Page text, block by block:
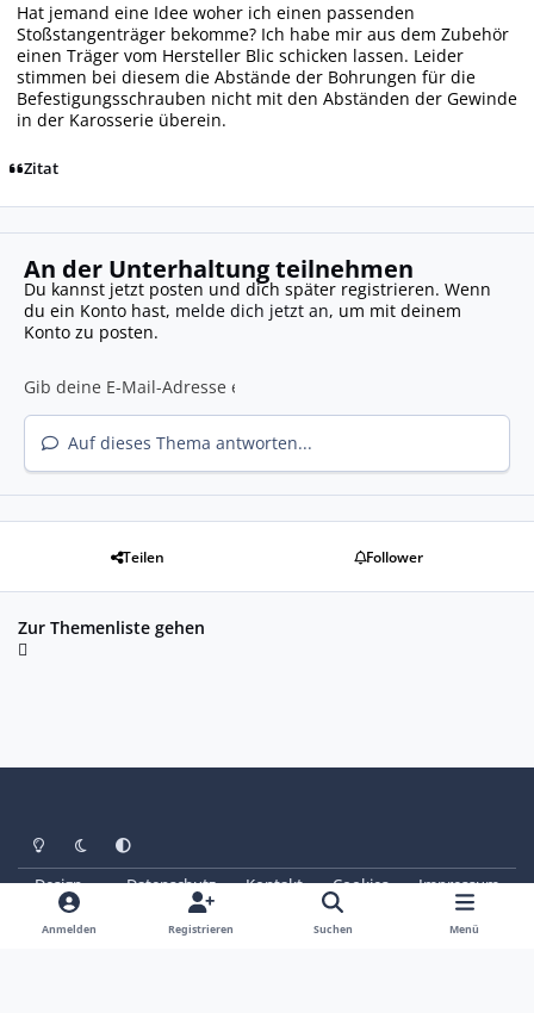
Hat jemand eine Idee woher ich einen passenden
Stoßstangenträger bekomme? Ich habe mir aus dem Zubehör
einen Träger vom Hersteller Blic schicken lassen. Leider
stimmen bei diesem die Abstände der Bohrungen für die
Befestigungsschrauben nicht mit den Abständen der Gewinde
in der Karosserie überein.
Zitat
An der Unterhaltung teilnehmen
Du kannst jetzt posten und dich später registrieren. Wenn
du ein Konto hast, melde dich jetzt an, um mit deinem
Konto zu posten.
Auf dieses Thema antworten...
Teilen Follower
Zur Themenliste gehen
Heller ModusDunkler Modus
Systemeinstellung
Design Datenschutz Kontakt Cookies
Impressum
© Copyright 2025 - SAABoteure e. V.
Powered by Invision Community
Anmelden Registrieren Suchen Menü